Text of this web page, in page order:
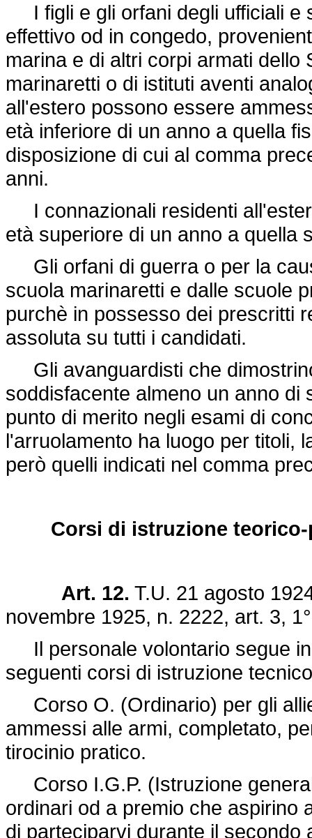
I figli e gli orfani degli ufficiali e
effettivo od in congedo,
marina e di altri corpi armati dello
marinaretti o di istituti aventi
all'estero possono essere
età inferiore di un anno a quella
disposizione di cui al comma
anni.
I connazionali residenti
età superiore di un anno a quella
Gli orfani di guerra o per la
scuola marinaretti e dalle scuole
purchè in possesso dei prescritti
assoluta su tutti i candidati.
Gli avanguardisti che
soddisfacente almeno un anno di
punto di merito negli esami di
l'arruolamento ha luogo per titoli,
però quelli indicati nel comma
Corsi di istruzione
Art. 12. T.U. 21 agosto
novembre 1925, n. 2222, art. 3,
Il personale volontario segue
seguenti corsi di istruzione
Corso O. (Ordinario) per gli
ammessi alle armi, completato,
tirocinio pratico.
Corso I.G.P. (Istruzione
ordinari od a premio che aspirino
di parteciparvi durante il